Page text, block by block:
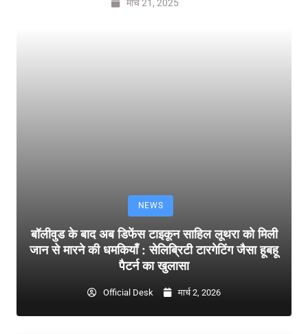
मार्च 21, 2025
NEWS
बॉलीवुड के बाद अब डिफेंस टाइकून साहिल लूथरा को मिली
जान से मारने की धमकियाँ : सेलिब्रिटी टारगेटिंग जैसा हूबहू
पैटर्न का खुलासा
Official Desk मार्च 2, 2026